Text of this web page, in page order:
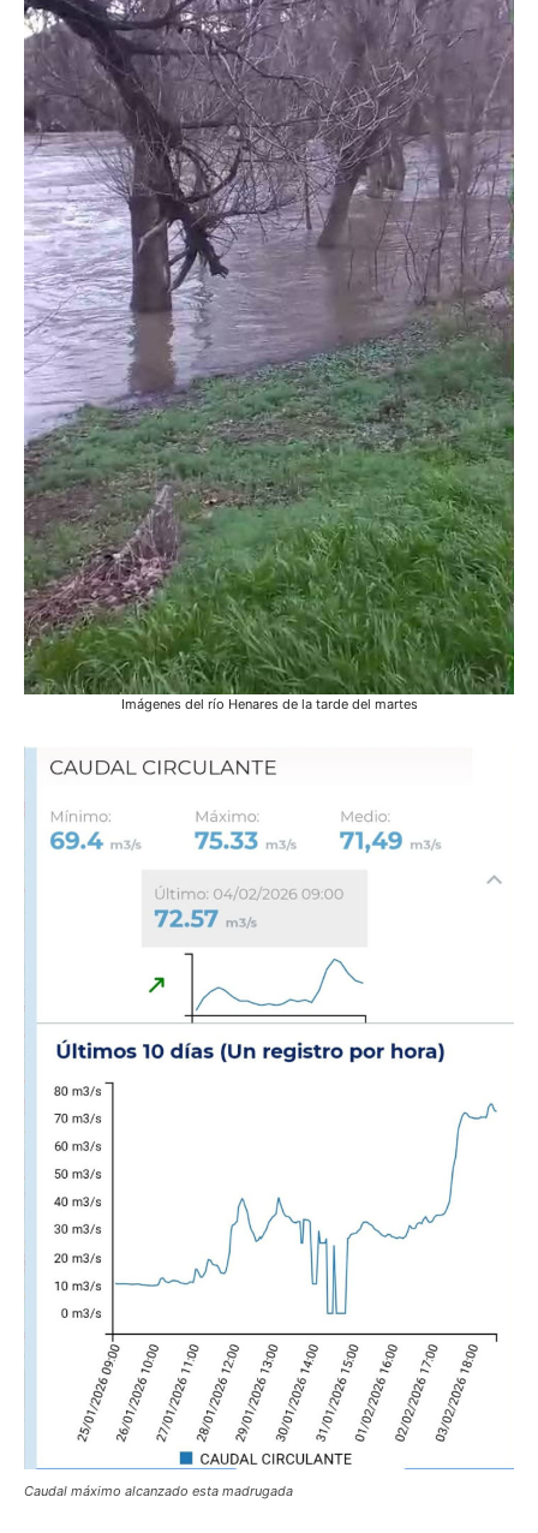
Imágenes del río Henares de la tarde del martes
Caudal máximo alcanzado esta madrugada